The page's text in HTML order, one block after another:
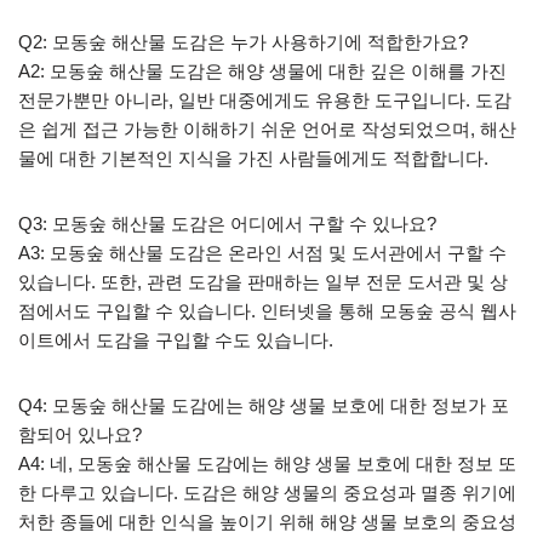
Q2: 모동숲 해산물 도감은 누가 사용하기에 적합한가요?
A2: 모동숲 해산물 도감은 해양 생물에 대한 깊은 이해를 가진
전문가뿐만 아니라, 일반 대중에게도 유용한 도구입니다. 도감
은 쉽게 접근 가능한 이해하기 쉬운 언어로 작성되었으며, 해산
물에 대한 기본적인 지식을 가진 사람들에게도 적합합니다.
Q3: 모동숲 해산물 도감은 어디에서 구할 수 있나요?
A3: 모동숲 해산물 도감은 온라인 서점 및 도서관에서 구할 수
있습니다. 또한, 관련 도감을 판매하는 일부 전문 도서관 및 상
점에서도 구입할 수 있습니다. 인터넷을 통해 모동숲 공식 웹사
이트에서 도감을 구입할 수도 있습니다.
Q4: 모동숲 해산물 도감에는 해양 생물 보호에 대한 정보가 포
함되어 있나요?
A4: 네, 모동숲 해산물 도감에는 해양 생물 보호에 대한 정보 또
한 다루고 있습니다. 도감은 해양 생물의 중요성과 멸종 위기에
처한 종들에 대한 인식을 높이기 위해 해양 생물 보호의 중요성